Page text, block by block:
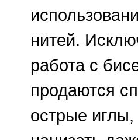
нитей.
работа с
продаются
острые